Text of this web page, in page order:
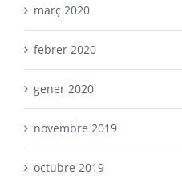
març 2020
febrer 2020
gener 2020
novembre 2019
octubre 2019